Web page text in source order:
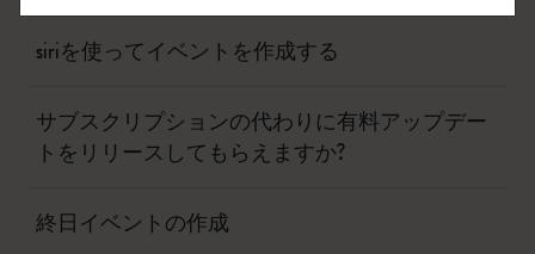
siriを使ってイベントを作成する
サブスクリプションの代わりに有料アップデー
トをリリースしてもらえますか?
終日イベントの作成